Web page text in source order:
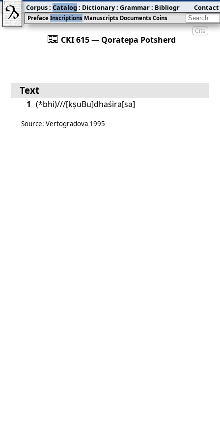
Cite
󰀀 CKI 615 — Qoratepa Potsherd
Preface Inscriptions Manuscripts Documents Coins
Corpus: Catalog : Dictionary: Grammar: Bibliography:Blog
Contact